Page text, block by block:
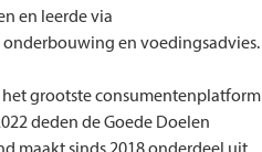
en leerde via
en voedingsadvies.
grootste consumentenplatform
deden de Goede Doelen